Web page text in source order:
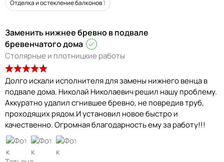
Отделка и остекление балконов1
Заменить нижнее бревно в подвале
бревенчатого дома
Столярные и плотницкие работы
Долго искали исполнителя для замены нижнего венца в
подвале дома. Николай Николаевич решил нашу проблему.
Аккуратно удалил сгнившее бревно, не повредив труб,
проходящих рядом.И установил новое быстро и
качественно. Огромная благодарность ему за работу!!!